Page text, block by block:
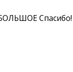
БОЛЬШОЕ Спасибо!